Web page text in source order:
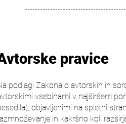
pravice
podlagi Zakona o avtorskih in
vsebinami v najširšem
objavljenimi na spletni
in kakršno koli